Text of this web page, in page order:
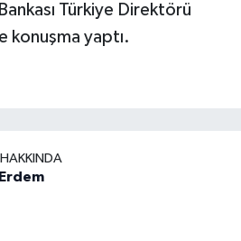
Türkiye Direktörü
konuşma yaptı.